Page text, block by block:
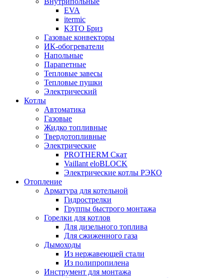
EVA
itermic
КЗТО Бриз
Газовые конвекторы
ИК-обогреватели
Напольные
Парапетные
Тепловые завесы
Тепловые пушки
Электрический
Котлы
Автоматика
Газовые
Жидко топливные
Твердотопливные
Электрические
PROTHERM Скат
Vaillant eloBLOCK
Электрические котлы РЭКО
Отопление
Арматура для котельной
Гидрострелки
Группы быстрого монтажа
Горелки для котлов
Для дизельного топлива
Для сжиженного газа
Дымоходы
Из нержавеющей стали
Из полипропилена
Инструмент для монтажа